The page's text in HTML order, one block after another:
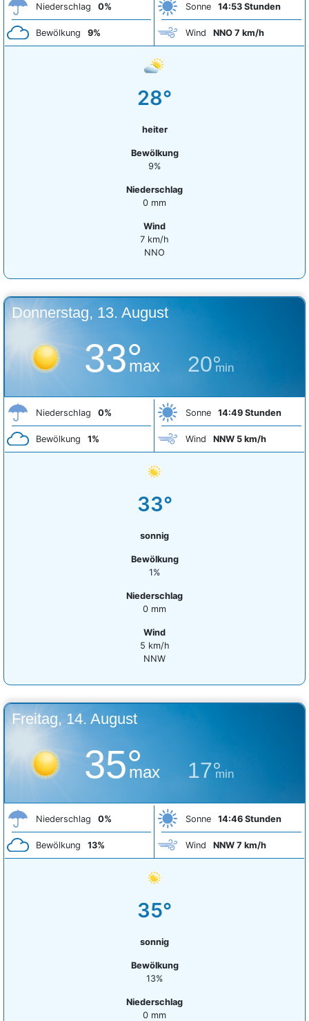
Niederschlag 0%
Bewölkung 9%
Sonne 14:53 Stunden
Wind NNO 7 km/h
28°
heiter
Bewölkung
9%
Niederschlag
0 mm
Wind
7 km/h
NNO
Donnerstag, 13. August
33°
max 20°
min
Niederschlag 0%
Bewölkung 1%
Sonne 14:49 Stunden
Wind NNW 5 km/h
33°
sonnig
Bewölkung
1%
Niederschlag
0 mm
Wind
5 km/h
NNW
Freitag, 14. August
35°
max 17°
min
Niederschlag 0%
Bewölkung 13%
Sonne 14:46 Stunden
Wind NNW 7 km/h
35°
sonnig
Bewölkung
13%
Niederschlag
0 mm